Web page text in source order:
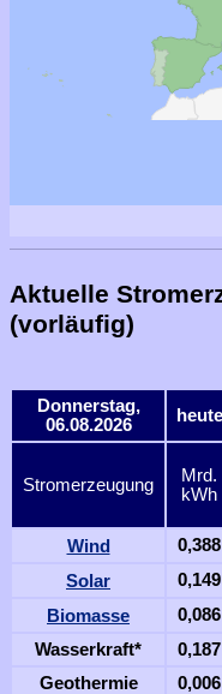
Aktuelle
(vorläufig)
Donnerstag,
06.08.2026
heute
Stromerzeugung
Mrd.
kWh
Wind 0,388
Solar 0,149
Biomasse 0,086
Wasserkraft*
0,187
Geothermie
0,006